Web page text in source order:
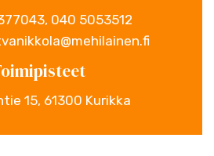
040 5053512
15, 61300 Kurikka